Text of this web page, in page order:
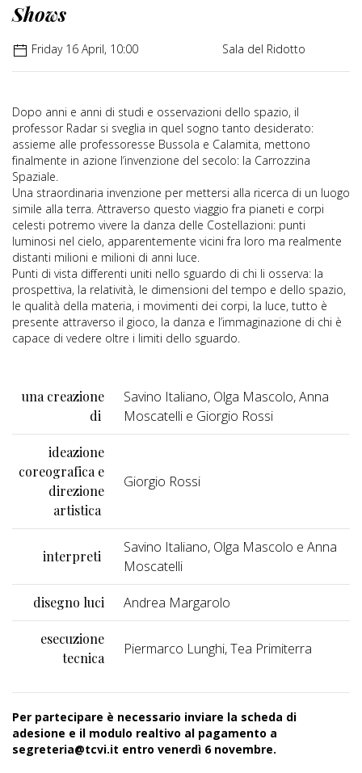
Shows
Friday 16 April, 10:00 Sala del Ridotto
Dopo anni e anni di studi e osservazioni dello spazio, il
professor Radar si sveglia in quel sogno tanto desiderato:
assieme alle professoresse Bussola e Calamita, mettono
finalmente in azione l’invenzione del secolo: la Carrozzina
Spaziale.
Una straordinaria invenzione per mettersi alla ricerca di un luogo
simile alla terra. Attraverso questo viaggio fra pianeti e corpi
celesti potremo vivere la danza delle Costellazioni: punti
luminosi nel cielo, apparentemente vicini fra loro ma realmente
distanti milioni e milioni di anni luce.
Punti di vista differenti uniti nello sguardo di chi li osserva: la
prospettiva, la relatività, le dimensioni del tempo e dello spazio,
le qualità della materia, i movimenti dei corpi, la luce, tutto è
presente attraverso il gioco, la danza e l’immaginazione di chi è
capace di vedere oltre i limiti dello sguardo.
una creazione
di
Savino Italiano, Olga Mascolo, Anna
Moscatelli e Giorgio Rossi
ideazione
coreografica e
direzione
artistica
Giorgio Rossi
interpreti
Savino Italiano, Olga Mascolo e Anna
Moscatelli
disegno luci Andrea Margarolo
esecuzione
tecnica
Piermarco Lunghi, Tea Primiterra
Per partecipare è necessario inviare la scheda di
adesione e il modulo realtivo al pagamento a
segreteria@tcvi.it entro venerdì 6 novembre.